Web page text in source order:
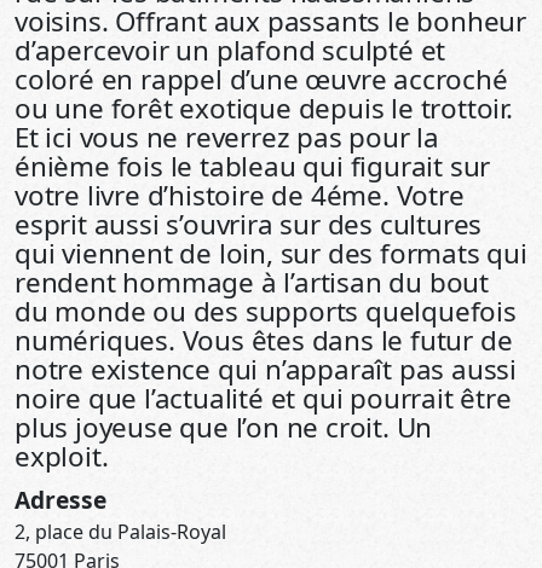
voisins. Offrant aux passants le bonheur
d’apercevoir un plafond sculpté et
coloré en rappel d’une œuvre accroché
ou une forêt exotique depuis le trottoir.
Et ici vous ne reverrez pas pour la
énième fois le tableau qui figurait sur
votre livre d’histoire de 4éme. Votre
esprit aussi s’ouvrira sur des cultures
qui viennent de loin, sur des formats qui
rendent hommage à l’artisan du bout
du monde ou des supports quelquefois
numériques. Vous êtes dans le futur de
notre existence qui n’apparaît pas aussi
noire que l’actualité et qui pourrait être
plus joyeuse que l’on ne croit. Un
exploit.
Adresse
2, place du Palais-Royal
75001 Paris